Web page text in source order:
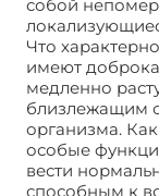
собой
Что
имеют
медленно
близлежащим
организма.
особые
вести
способным к